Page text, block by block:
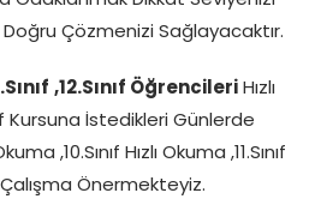
Doğru Çözmenizi Sağlayacaktır.
,12.Sınıf Öğrencileri
Hızlı
Kursuna İstedikleri Günlerde
,10.Sınıf Hızlı Okuma ,11.Sınıf
Önermekteyiz.